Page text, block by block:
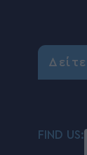
FIND US: